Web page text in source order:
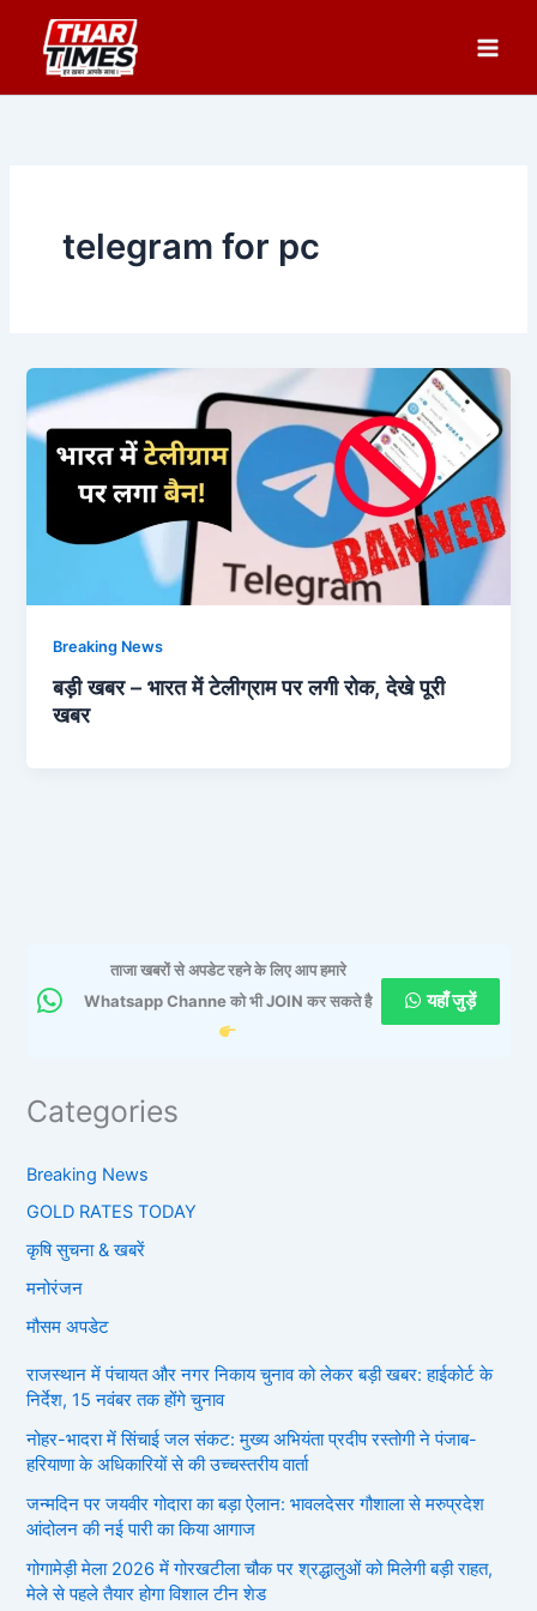
content
telegram for pc
Breaking News
बड़ी खबर – भारत में टेलीग्राम पर लगी रोक, देखे पूरी
खबर
ताजा खबरों से अपडेट रहने के लिए आप हमारे
Whatsapp Channe को भी JOIN कर सकते है
यहाँ जुड़ें
Categories
Breaking News
GOLD RATES TODAY
कृषि सुचना & खबरें
मनोरंजन
मौसम अपडेट
राजस्थान में पंचायत और नगर निकाय चुनाव को लेकर बड़ी खबर: हाईकोर्ट के
निर्देश, 15 नवंबर तक होंगे चुनाव
नोहर-भादरा में सिंचाई जल संकट: मुख्य अभियंता प्रदीप रस्तोगी ने पंजाब-
हरियाणा के अधिकारियों से की उच्चस्तरीय वार्ता
जन्मदिन पर जयवीर गोदारा का बड़ा ऐलान: भावलदेसर गौशाला से मरुप्रदेश
आंदोलन की नई पारी का किया आगाज
गोगामेड़ी मेला 2026 में गोरखटीला चौक पर श्रद्धालुओं को मिलेगी बड़ी राहत,
मेले से पहले तैयार होगा विशाल टीन शेड